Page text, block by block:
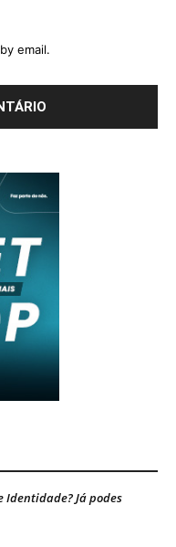
email.
Identidade? Já podes